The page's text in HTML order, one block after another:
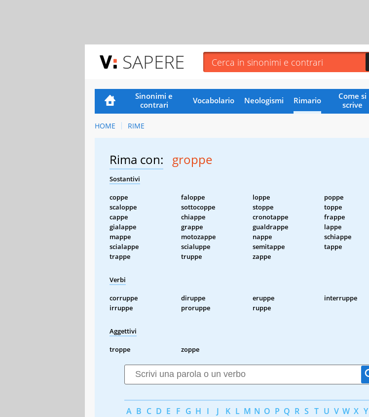
SAPERE
Sinonimi e
contrari
Vocabolario Neologismi Rimario
Come si
scrive
HOME RIME
Rima con: groppe
Sostantivi
coppe faloppe loppe
poppe
scaloppe
sottocoppe stoppe
toppe
cappe
chiappe cronotappe
frappe
gialappe
grappe gualdrappe
lappe
mappe
motozappe nappe
schiappe
scialappe
scialuppe semitappe
tappe
trappe
truppe zappe
Verbi
corruppe diruppe eruppe
interruppe
irruppe
proruppe ruppe
Aggettivi
troppe zoppe
A B C D E F G H I J K L M N O P Q R S T U V W X Y